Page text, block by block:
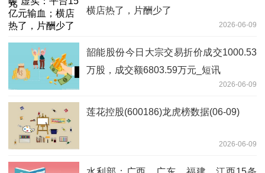
横店热了，片酬少了
2026-06-09
韶能股份今日大宗交易折价成交1000.53
万股，成交额6803.59万元_短讯
2026-06-09
莲花控股(600186)龙虎榜数据(06-09)
2026-06-09